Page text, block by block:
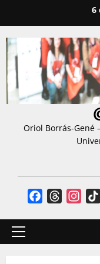
contenido
6
Oriol Borrás-Gené
FacebookThreads
Menú